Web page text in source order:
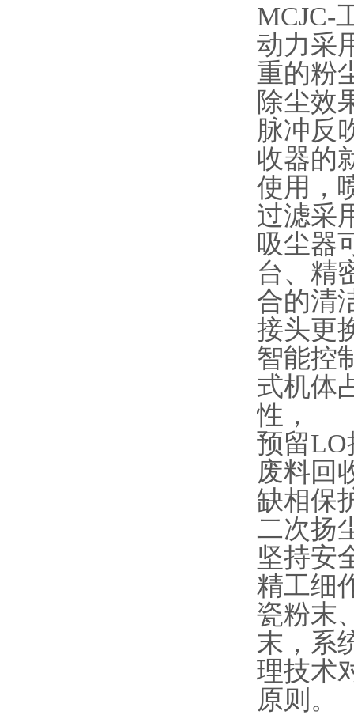
MCJC-
动力采
重的粉
除尘效
脉冲反
收器的
使用，
过滤采
吸尘器
台、精
合的清
接头更
智能控
式机体
性，
预留LO
废料回
缺相保
二次扬
坚持安
精工细
瓷粉末
末，系
理技术
原则。